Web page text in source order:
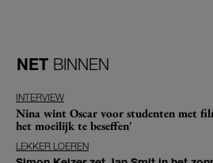
NET BINNEN
INTERVIEW
Nina wint Oscar voor studenten met
het moeilijk te beseffen'
LEKKER LOEREN